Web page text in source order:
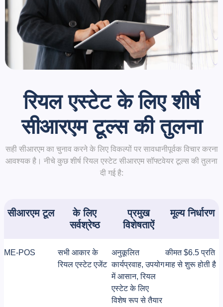
रियल एस्टेट के लिए शीर्ष
सीआरएम टूल्स की तुलना
सही सीआरएम का चुनाव करने के लिए विकल्पों पर सावधानीपूर्वक विचार करना
आवश्यक है। नीचे कुछ शीर्ष रियल एस्टेट सीआरएम सॉफ्टवेयर टूल्स की तुलना
दी गई है:
सीआरएम टूल
के लिए
सर्वश्रेष्ठ
प्रमुख
विशेषताऐं
मूल्य निर्धारण
ME-POS
सभी आकार के
रियल एस्टेट एजेंट
अनुकूलित
कार्यप्रवाह, उपयोग
में आसान, रियल
एस्टेट के लिए
विशेष रूप से तैयार
कीमत $6.5 प्रति
माह से शुरू होती है